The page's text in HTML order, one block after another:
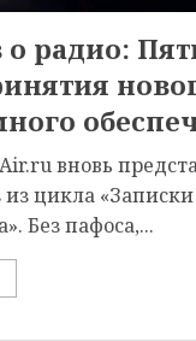
о радио:
вновь
цикла «Записки
Без пафоса,...